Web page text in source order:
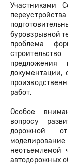
Участниками
буровзрывной
проблема
предложения
документации,
работ.
Особое
вопросу
дорожной
моделирование
неотъемлемой
автодорожных